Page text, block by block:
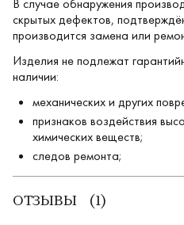
В случае обнаружения
скрытых дефектов,
производится замена или
Изделия не подлежат
наличии:
механических и других
признаков воздействия
химических веществ;
следов ремонта;
ОТЗЫВЫ ( 1)